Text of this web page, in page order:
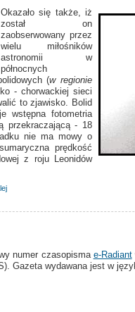
Okazało się także, iż
został on
zaobserwowany przez
wielu miłośników
astronomii w
północnych
(w regionie
- chorwackiej sieci
to zjawisko. Bolid
wstępna fotometria
przekraczającą - 18
nie ma mowy o
prędkość
z roju Leonidów
numer czasopisma e-Radiant
Gazeta wydawana jest w